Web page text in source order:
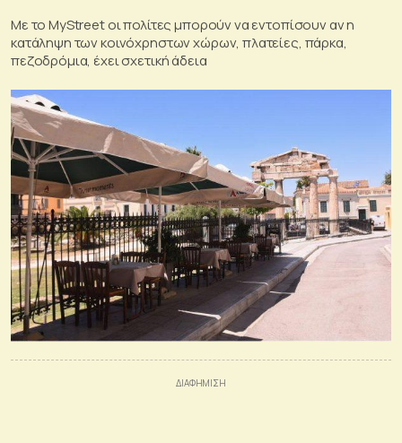
Με το MyStreet οι πολίτες μπορούν να εντοπίσουν αν η
κατάληψη των κοινόχρηστων χώρων, πλατείες, πάρκα,
πεζοδρόμια, έχει σχετική άδεια